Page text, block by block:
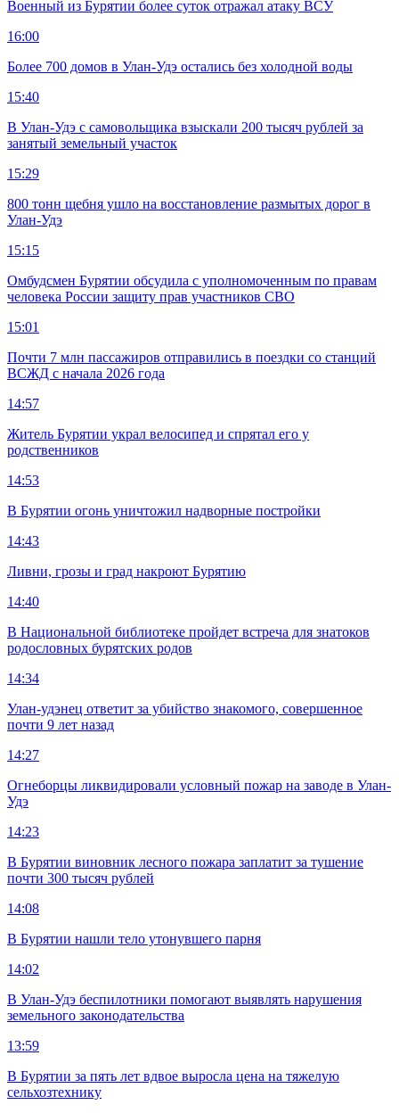
Военный из Бурятии более суток отражал атаку ВСУ
16:00
Более 700 домов в Улан-Удэ остались без холодной воды
15:40
В Улан-Удэ с самовольщика взыскали 200 тысяч рублей за
занятый земельный участок
15:29
800 тонн щебня ушло на восстановление размытых дорог в
Улан-Удэ
15:15
Омбудсмен Бурятии обсудила с уполномоченным по правам
человека России защиту прав участников СВО
15:01
Почти 7 млн пассажиров отправились в поездки со станций
ВСЖД с начала 2026 года
14:57
Житель Бурятии украл велосипед и спрятал его у
родственников
14:53
В Бурятии огонь уничтожил надворные постройки
14:43
Ливни, грозы и град накроют Бурятию
14:40
В Национальной библиотеке пройдет встреча для знатоков
родословных бурятских родов
14:34
Улан-удэнец ответит за убийство знакомого, совершенное
почти 9 лет назад
14:27
Огнеборцы ликвидировали условный пожар на заводе в Улан-
Удэ
14:23
В Бурятии виновник лесного пожара заплатит за тушение
почти 300 тысяч рублей
14:08
В Бурятии нашли тело утонувшего парня
14:02
В Улан-Удэ беспилотники помогают выявлять нарушения
земельного законодательства
13:59
В Бурятии за пять лет вдвое выросла цена на тяжелую
сельхозтехнику